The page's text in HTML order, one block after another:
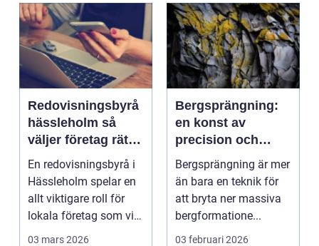
Redovisningsbyrå
hässleholm så
väljer företag rätt
partner för
ekonomin
En redovisningsbyrå i
Hässleholm spelar en
allt viktigare roll för
lokala företag som vill
03 mars 2026
Bergsprängning:
en konst av
precision och
framsteg
Bergsprängning är mer
än bara en teknik för
att bryta ner massiva
bergformatione...
03 februari 2026